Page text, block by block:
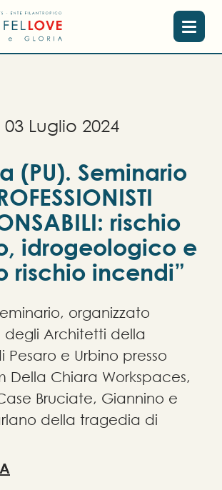
03 Luglio 2024
(PU). Seminario
rischio
idrogeologico e
rischio incendi”
organizzato
degli Architetti della
Pesaro e Urbino presso
Della Chiara Workspaces,
Bruciate, Giannino e
della tragedia di